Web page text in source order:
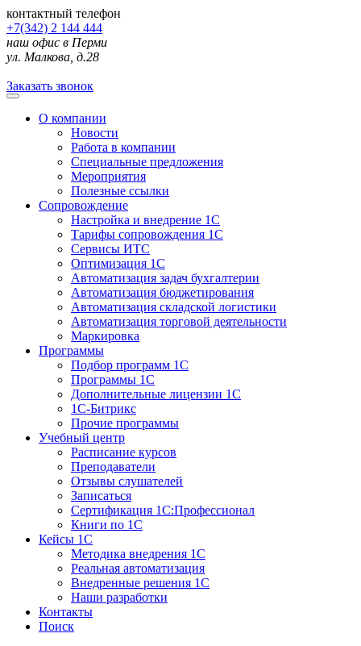
контактный телефон
+7(342) 2 144 444
наш офис в Перми
ул. Малкова, д.28
Заказать звонок
О компании
Новости
Работа в компании
Специальные предложения
Мероприятия
Полезные ссылки
Сопровождение
Настройка и внедрение 1С
Тарифы сопровождения 1С
Сервисы ИТС
Оптимизация 1С
Автоматизация задач бухгалтерии
Автоматизация бюджетирования
Автоматизация складской логистики
Автоматизация торговой деятельности
Маркировка
Программы
Подбор программ 1С
Программы 1С
Дополнительные лицензии 1С
1С-Битрикс
Прочие программы
Учебный центр
Расписание курсов
Преподаватели
Отзывы слушателей
Записаться
Сертификация 1С:Профессионал
Книги по 1С
Кейсы 1С
Методика внедрения 1С
Реальная автоматизация
Внедренные решения 1С
Наши разработки
Контакты
Поиск